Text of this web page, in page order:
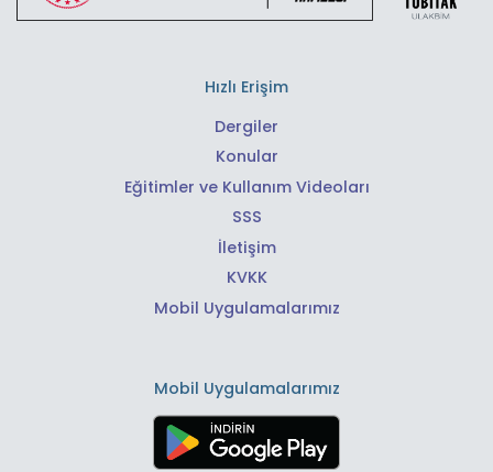
Hızlı Erişim
Dergiler
Konular
Eğitimler ve Kullanım Videoları
SSS
İletişim
KVKK
Mobil Uygulamalarımız
Mobil Uygulamalarımız